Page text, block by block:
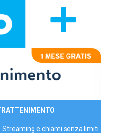
e chiami senza limiti